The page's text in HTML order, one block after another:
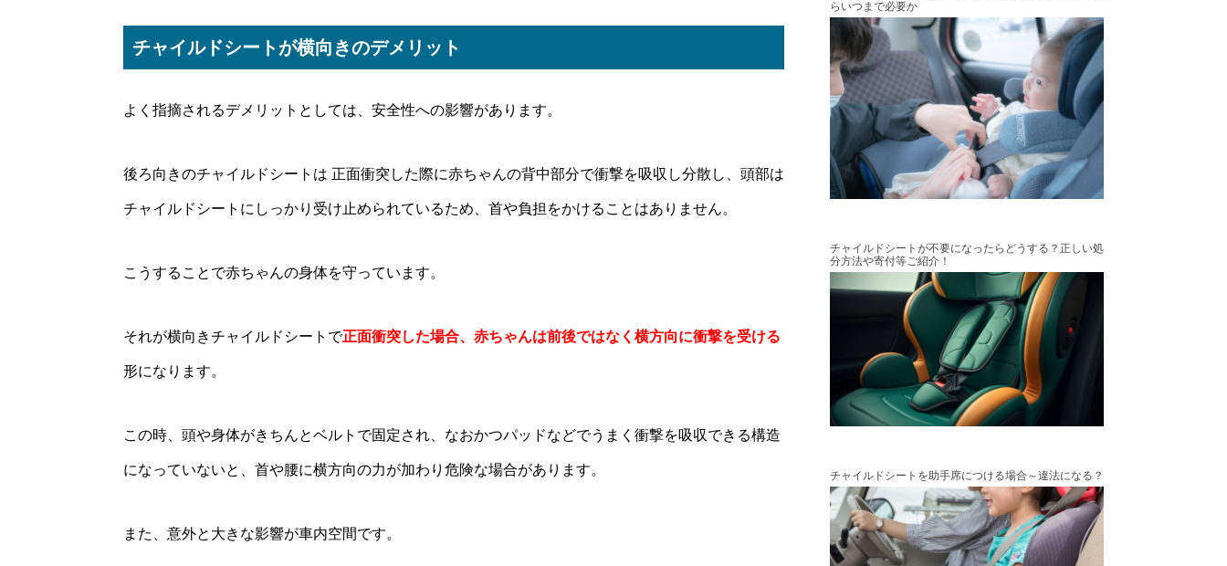
チャイルドシートが横向きのデメリット
よく指摘されるデメリットとしては、安全性への影響があります。
後ろ向きのチャイルドシートは 正面衝突した際に赤ちゃんの背中部分で衝撃を吸収し分散し、頭部は
チャイルドシートにしっかり受け止められているため、首や負担をかけることはありません。
こうすることで赤ちゃんの身体を守っています。
それが横向きチャイルドシートで正面衝突した場合、赤ちゃんは前後ではなく横方向に衝撃を受ける
形になります。
この時、頭や身体がきちんとベルトで固定され、なおかつパッドなどでうまく衝撃を吸収できる構造
になっていないと、首や腰に横方向の力が加わり危険な場合があります。
また、意外と大きな影響が車内空間です。
らいつまで必要か
チャイルドシートが不要になったらどうする？正しい処
分方法や寄付等ご紹介！
チャイルドシートを助手席につける場合～違法になる？